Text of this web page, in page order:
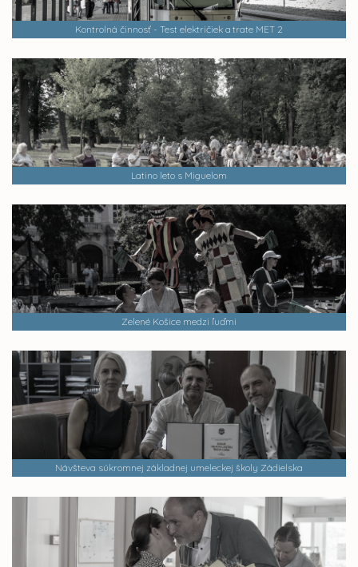
Kontrolná činnosť - Test električiek a trate MET 2
Latino leto s Miguelom
Zelené Košice medzi ľuďmi
Návšteva súkromnej základnej umeleckej školy Zádielska